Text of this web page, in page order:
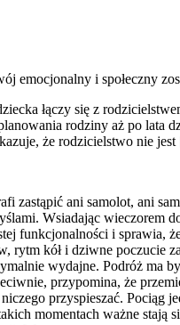
emocjonalny i społeczny
łączy się z
rodziny aż po
że rodzicielstwo nie
zastąpić ani samolot, ani
Wsiadając wieczorem
funkcjonalności i sprawia,
rytm kół i dziwne
wydajne. Podróż ma
przypomina, że
przyspieszać.
momentach ważne stają